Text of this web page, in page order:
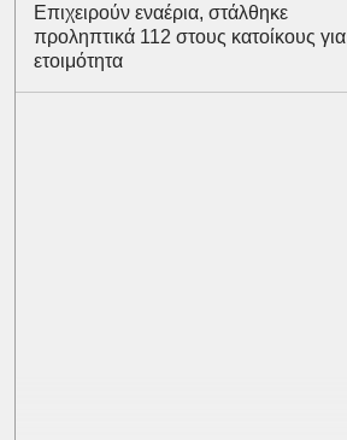
Επιχειρούν εναέρια, στάλθηκε
προληπτικά 112 στους κατοίκους για
ετοιμότητα